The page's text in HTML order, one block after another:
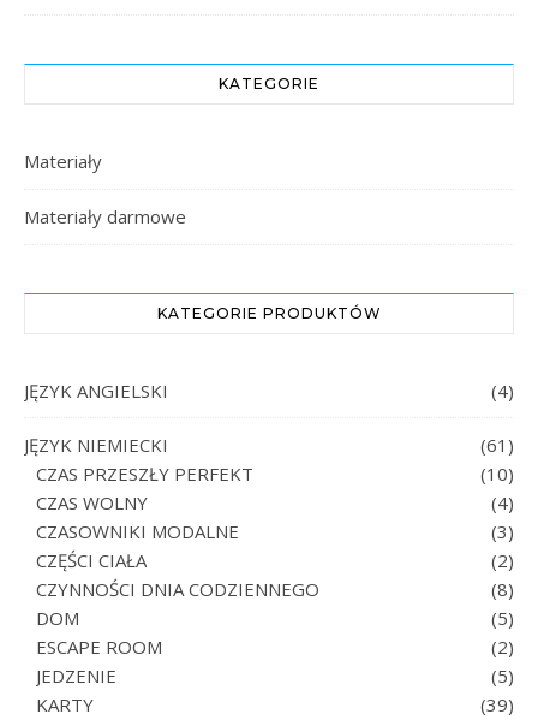
KATEGORIE
Materiały
Materiały darmowe
KATEGORIE PRODUKTÓW
JĘZYK ANGIELSKI (4)
JĘZYK NIEMIECKI
(61)
CZAS PRZESZŁY PERFEKT
(10)
CZAS WOLNY
(4)
CZASOWNIKI MODALNE
(3)
CZĘŚCI CIAŁA
(2)
CZYNNOŚCI DNIA CODZIENNEGO
(8)
DOM
(5)
ESCAPE ROOM
(2)
JEDZENIE
(5)
KARTY
(39)